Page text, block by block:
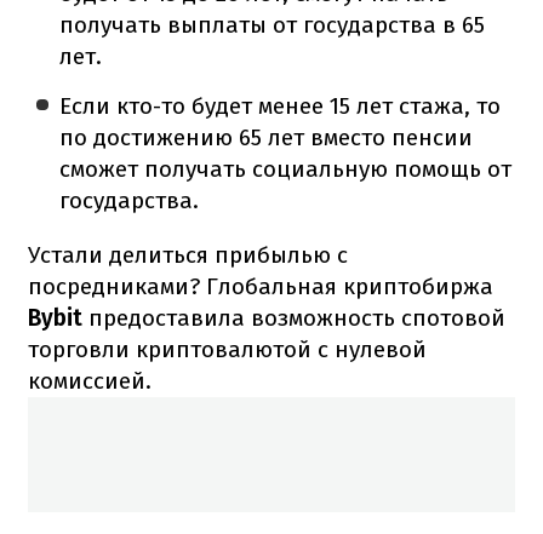
получать выплаты от государства в 65
лет.
Если кто-то будет менее 15 лет стажа, то
по достижению 65 лет вместо пенсии
сможет получать социальную помощь от
государства.
Устали делиться прибылью с
посредниками? Глобальная криптобиржа
Bybit предоставила возможность спотовой
торговли криптовалютой с нулевой
комиссией.